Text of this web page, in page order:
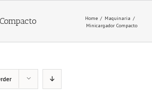
Home / Maquinaria /
Minicargador Compacto